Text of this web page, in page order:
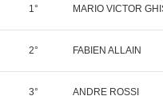
1° MARIO VICTOR
2° FABIEN ALLAIN
3° ANDRE ROSSI